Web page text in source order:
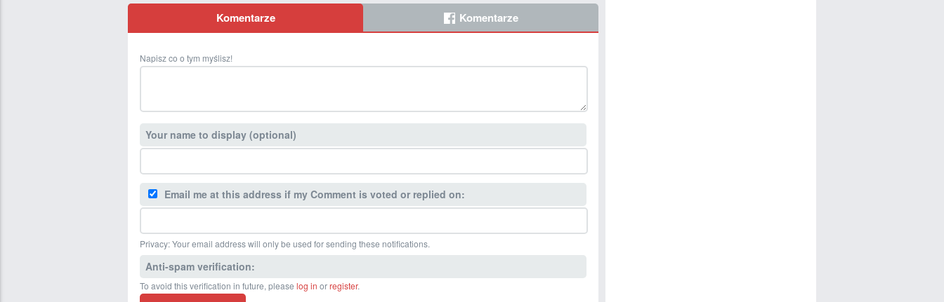
Komentarze Komentarze
Napisz co o tym myślisz!
Your name to display (optional)
Email me at this address if my Comment is voted or replied on:
Privacy: Your email address will only be used for sending these notifications.
Anti-spam verification:
To avoid this verification in future, please log in orregister.